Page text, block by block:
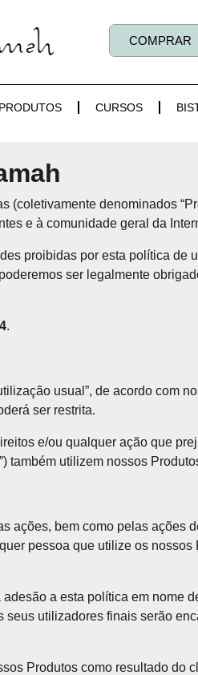
COMPRAR
PRODUTOS CURSOS
(coletivamente denominados
e à comunidade geral da
proibidas por esta política de
ser legalmente
.
usual”, de acordo com
ser restrita.
e/ou qualquer ação que
também utilizem nossos
ações, bem como pelas ações
pessoa que utilize os
a esta política em nome
utilizadores finais serão
Produtos como resultado do